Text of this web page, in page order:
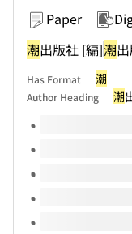
Paper
潮出版社 [編]潮
Has Format 潮
Author Heading 潮
Volumes of this title